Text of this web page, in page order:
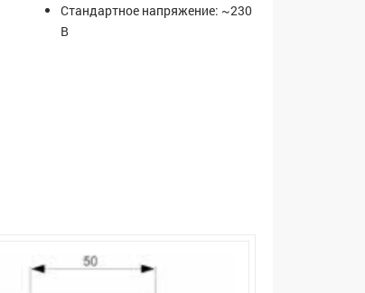
Стандартное напряжение: ~230
В